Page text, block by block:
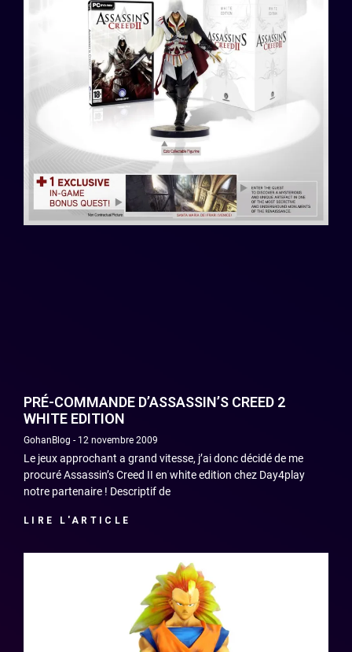
PRÉ-COMMANDE D’ASSASSIN’S CREED 2
WHITE EDITION
GohanBlog 12 novembre 2009
Le jeux approchant a grand vitesse, j’ai donc décidé de me
procuré Assassin’s Creed II en white edition chez Day4play
notre partenaire ! Descriptif de
LIRE L'ARTICLE